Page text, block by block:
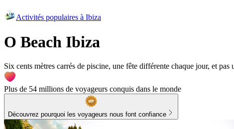
Activités populaires à Ibiza
O Beach Ibiza
Six cents mètres carrés de piscine, une fête différente chaque jour, et
Plus de 54 millions de voyageurs conquis dans le monde
Découvrez pourquoi les voyageurs nous font confiance